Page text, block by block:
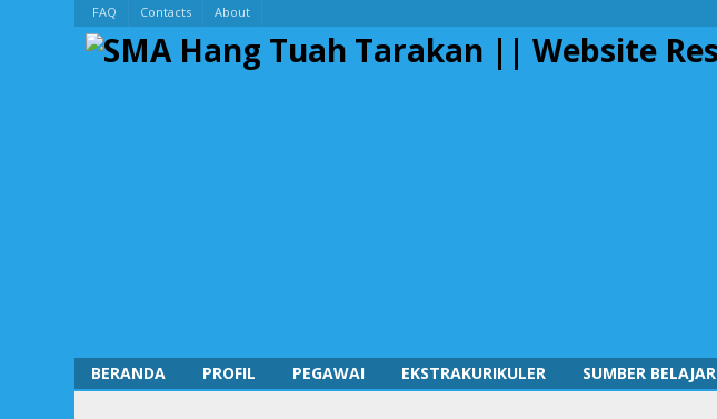
FAQ Contacts About
BERANDA PROFIL PEGAWAI EKSTRAKURIKULER SUMBER BELAJAR